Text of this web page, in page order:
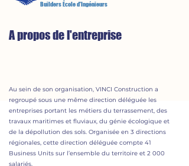
Builders École d'Ingénieurs
A propos de l'entreprise
Au sein de son organisation, VINCI Construction a
regroupé sous une même direction déléguée les
entreprises portant les métiers du terrassement, des
travaux maritimes et fluviaux, du génie écologique et
de la dépollution des sols. Organisée en 3 directions
régionales, cette direction déléguée compte 41
Business Units sur l’ensemble du territoire et 2 000
salariés.